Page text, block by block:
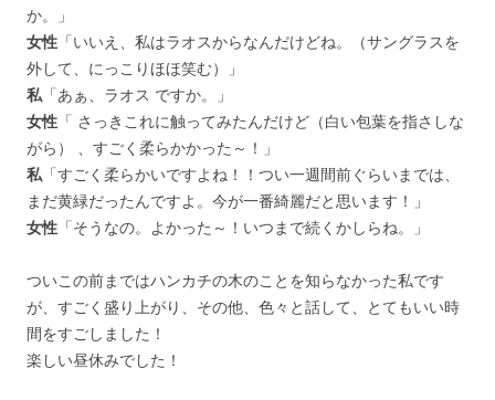
か。」
女性 「いいえ、私はラオスからなんだけどね。（サングラスを
外して、にっこりほほ笑む）」
私 「あぁ、ラオス ですか。」
女性 「 さっきこれに触ってみたんだけど（白い包葉を指さしな
がら） 、すごく柔らかかった～！」
私 「すごく柔らかいですよね！！つい一週間前ぐらいまでは、
まだ黄緑だったんですよ。今が一番綺麗だと思います！」
女性 「そうなの。よかった～！いつまで続くかしらね。」
ついこの前まではハンカチの木のことを知らなかった私です
が、すごく盛り上がり、その他、色々と話して、とてもいい時
間をすごしました！
楽しい昼休みでした！